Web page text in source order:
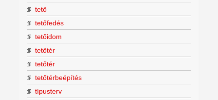
tető
tetőfedés
tetőidom
tetőtér
tetőtér
tetőtérbeépítés
típusterv